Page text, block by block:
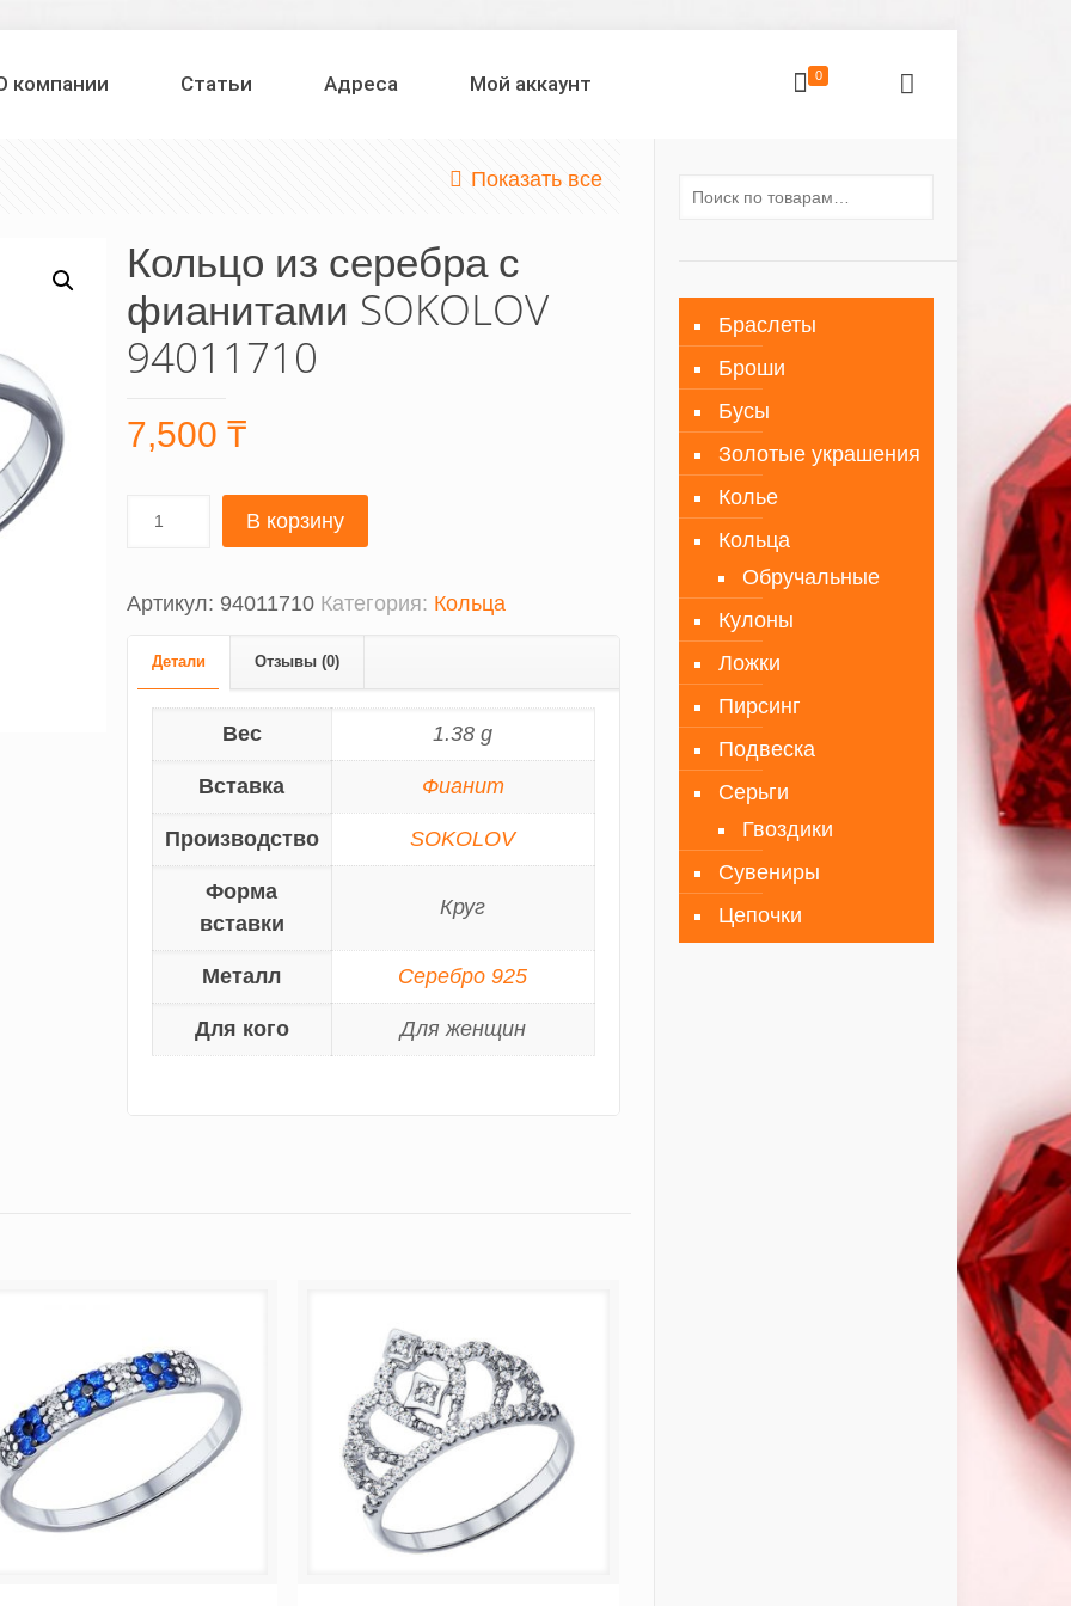
компании Статьи Адреса Мой аккаунт 0
Показать все
Кольцо из серебра с
фианитами SOKOLOV
94011710
7,500 ₸
В корзину
Артикул: 94011710 Категория: Кольца
Детали Отзывы (0)
Вес 1.38 g
Вставка Фианит
Производство SOKOLOV
Форма
вставки
Круг
Металл Серебро 925
Для кого Для женщин
Браслеты
Броши
Бусы
Золотые украшения
Колье
Кольца
Обручальные
Кулоны
Ложки
Пирсинг
Подвеска
Серьги
Гвоздики
Сувениры
Цепочки